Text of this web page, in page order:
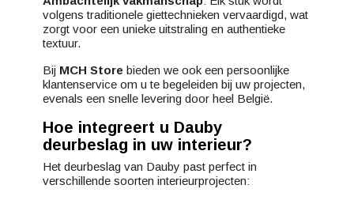
volgens traditionele giettechnieken vervaardigd, wat
zorgt voor een unieke uitstraling en authentieke
textuur.
Bij MCH Store bieden we ook een persoonlijke
klantenservice om u te begeleiden bij uw projecten,
evenals een snelle levering door heel België.
Hoe integreert u Dauby
deurbeslag in uw interieur?
Het deurbeslag van Dauby past perfect in
verschillende soorten interieurprojecten: